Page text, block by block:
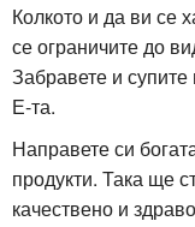
Колкото и да ви се
се ограничите до
Забравете и супите
Е-та.
Направете си
продукти. Така ще
качествено и